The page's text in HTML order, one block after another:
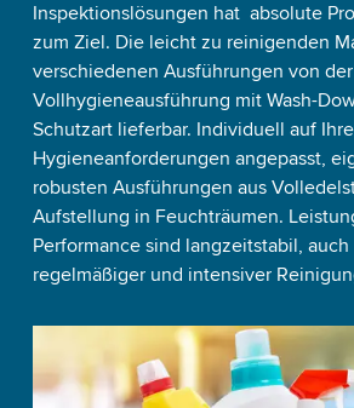
Inspektionslösungen hat absolute
zum Ziel. Die leicht zu reinigenden
verschiedenen Ausführungen von
Vollhygieneausführung mit Wash-
Schutzart lieferbar. Individuell auf Ihre
Hygieneanforderungen angepasst,
robusten Ausführungen aus
Aufstellung in Feuchträumen.
Performance sind langzeitstabil,
regelmäßiger und intensiver